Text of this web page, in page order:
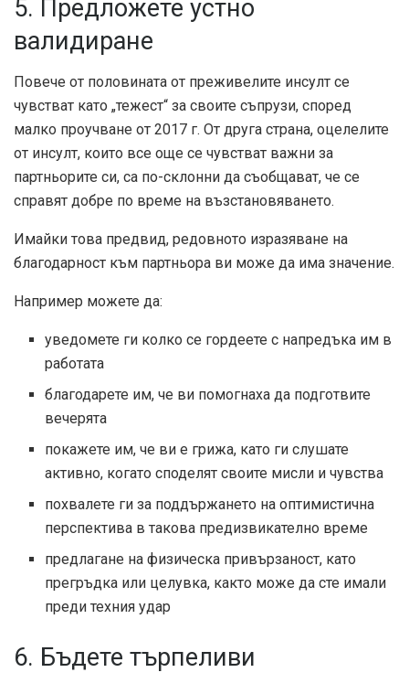
5. Предложете устно
валидиране
Повече от половината от преживелите инсулт се
чувстват като „тежест“ за своите съпрузи, според
малко проучване от 2017 г. От друга страна, оцелелите
от инсулт, които все още се чувстват важни за
партньорите си, са по-склонни да съобщават, че се
справят добре по време на възстановяването.
Имайки това предвид, редовното изразяване на
благодарност към партньора ви може да има значение.
Например можете да:
уведомете ги колко се гордеете с напредъка им в
работата
благодарете им, че ви помогнаха да подготвите
вечерята
покажете им, че ви е грижа, като ги слушате
активно, когато споделят своите мисли и чувства
похвалете ги за поддържането на оптимистична
перспектива в такова предизвикателно време
предлагане на физическа привързаност, като
прегръдка или целувка, както може да сте имали
преди техния удар
6. Бъдете търпеливи